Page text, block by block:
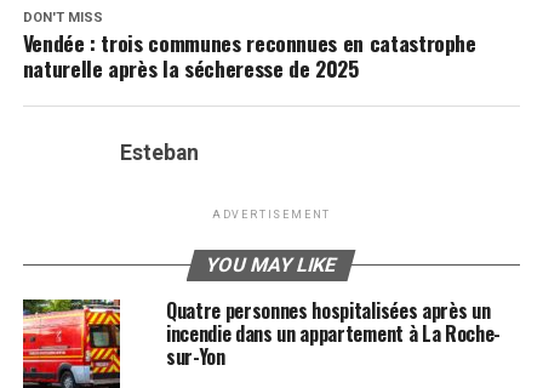
DON'T MISS
Vendée : trois communes reconnues en catastrophe
naturelle après la sécheresse de 2025
Esteban
ADVERTISEMENT
YOU MAY LIKE
Quatre personnes hospitalisées après un
incendie dans un appartement à La Roche-
sur-Yon